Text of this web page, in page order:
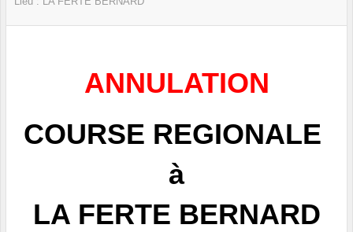
ANNULATION
COURSE REGIONALE
à
LA FERTE BERNARD